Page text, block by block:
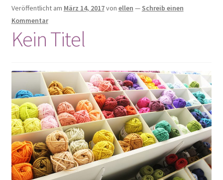
Kulinarisches
Mode & Accessoires
Seifen
Taschen
Wolle & Kurzwaren
Veröffentlicht am März 14, 2017von ellen — Schreib einen
Kommentar
Kein Titel